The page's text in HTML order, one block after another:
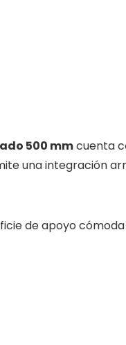
500 mmcuenta
una integración
de apoyo